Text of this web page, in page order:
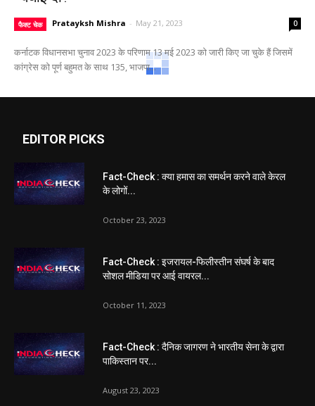
फैक्ट चेक Pratayksh Mishra - May 21, 2023 0
कर्नाटक विधानसभा चुनाव 2023 के परिणाम 13 मई 2023 को जारी किए जा चुके हैं जिसमें
कांग्रेस को पूर्ण बहुमत के साथ 135, भाजपा...
EDITOR PICKS
Fact-Check : क्या हमास का समर्थन करने वाले केरल
के लोगों...
October 23, 2023
Fact-Check : इजरायल-फिलीस्तीन संघर्ष के बाद
सोशल मीडिया पर आई वायरल...
October 11, 2023
Fact-Check : दैनिक जागरण ने भारतीय सेना के द्वारा
पाकिस्तान पर...
August 23, 2023